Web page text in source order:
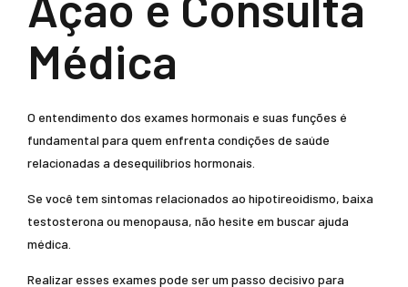
Médica
O entendimento dos exames hormonais e suas funções é
fundamental para quem enfrenta condições de saúde
relacionadas a desequilíbrios hormonais.
Se você tem sintomas relacionados ao hipotireoidismo, baixa
testosterona ou menopausa, não hesite em buscar ajuda
médica.
Realizar esses exames pode ser um passo decisivo para